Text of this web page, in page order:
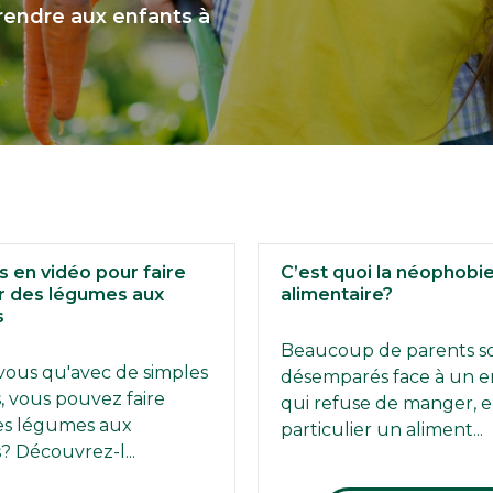
aux enfants à
en vidéo pour faire
des légumes aux
qu'avec de simples
vous pouvez faire
légumes aux
Découvrez-l...
C’est quoi la
alimentaire?
Beaucoup de parents
désemparés face à un
qui refuse de manger,
particulier un aliment...